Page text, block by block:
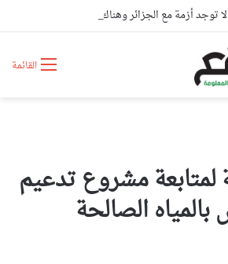
القائمة
لمتابعة مشروع تدعيم
الصالحة